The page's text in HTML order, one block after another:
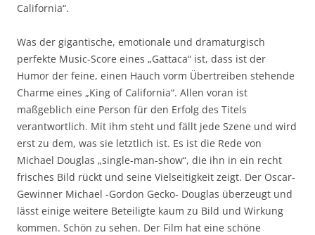
California“.
Was der gigantische, emotionale und dramaturgisch
perfekte Music-Score eines „Gattaca“ ist, dass ist der
Humor der feine, einen Hauch vorm Übertreiben stehende
Charme eines „King of California“. Allen voran ist
maßgeblich eine Person für den Erfolg des Titels
verantwortlich. Mit ihm steht und fällt jede Szene und wird
erst zu dem, was sie letztlich ist. Es ist die Rede von
Michael Douglas „single-man-show“, die ihn in ein recht
frisches Bild rückt und seine Vielseitigkeit zeigt. Der Oscar-
Gewinner Michael -Gordon Gecko- Douglas überzeugt und
lässt einige weitere Beteiligte kaum zu Bild und Wirkung
kommen. Schön zu sehen. Der Film hat eine schöne